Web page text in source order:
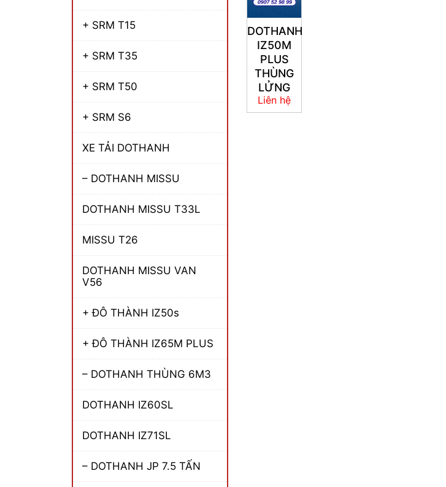
+ SRM T15
+ SRM T35
+ SRM T50
+ SRM S6
XE TẢI DOTHANH
– DOTHANH MISSU
DOTHANH MISSU T33L
MISSU T26
DOTHANH MISSU VAN
V56
+ ĐÔ THÀNH IZ50s
+ ĐÔ THÀNH IZ65M PLUS
– DOTHANH THÙNG 6M3
DOTHANH IZ60SL
DOTHANH IZ71SL
– DOTHANH JP 7.5 TẤN
DOTHANH
IZ50M
PLUS
THÙNG
LỬNG
Liên hệ